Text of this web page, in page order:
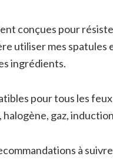
conçues pour
utiliser mes spatules
ingrédients.
pour tous les
gaz,
à